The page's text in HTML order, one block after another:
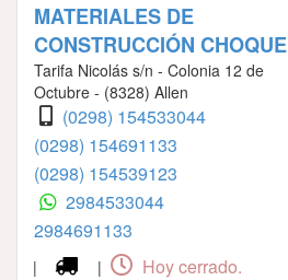
MATERIALES DE
CONSTRUCCIÓN CHOQUE
Tarifa Nicolás s/n - Colonia 12 de
Octubre - (8328) Allen
(0298) 154533044
(0298) 154691133
(0298) 154539123
2984533044
2984691133
| | Hoy cerrado.